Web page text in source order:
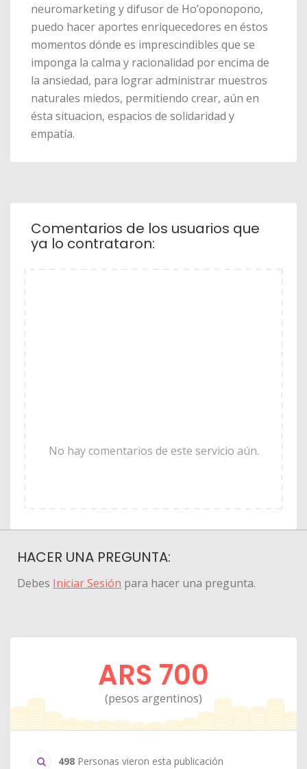
neuromarketing y difusor de Ho’oponopono,
puedo hacer aportes enriquecedores en éstos
momentos dónde es imprescindibles que se
imponga la calma y racionalidad por encima de
la ansiedad, para lograr administrar muestros
naturales miedos, permitiendo crear, aún en
ésta situacion, espacios de solidaridad y
empatía.
Comentarios de los usuarios que
ya lo contrataron:
No hay comentarios de este servicio aún.
HACER UNA PREGUNTA:
Debes Iniciar Sesión para hacer una pregunta.
ARS 700
(pesos argentinos)
498 Personas vieron esta publicación